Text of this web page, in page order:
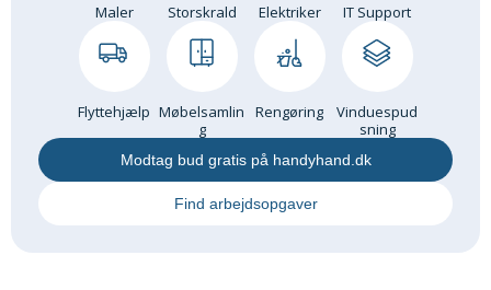
Rengøring Af Overflader
Maler Storskrald Elektriker IT Support
Flyttehjælp Møbelsamlin
g
Rengøring
Vinduespud
sning
Modtag bud gratis på handyhand.dk
Find arbejdsopgaver